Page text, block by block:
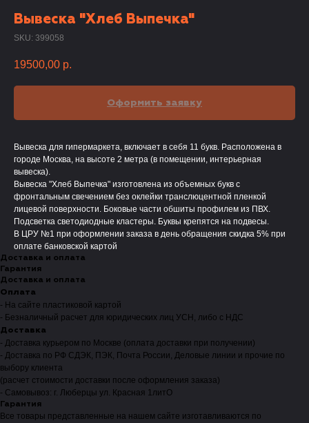
Вывеска "Хлеб Выпечка"
SKU: 399058
19500,00 р.
Оформить заявку
Вывеска для гипермаркета, включает в себя 11 букв. Расположена в
городе Москва, на высоте 2 метра (в помещении, интерьерная
вывеска).
Вывеска "Хлеб Выпечка" изготовлена из объемных букв с
фронтальным свечением без оклейки транслюцентной пленкой
лицевой поверхности. Боковые части обшиты профилем из ПВХ.
Подсветка светодиодные кластеры. Буквы крепятся на подвесы.
В ЦРУ №1 при оформлении заказа в день обращения скидка 5% при
оплате банковской картой
Доставка и оплата
Гарантия
Доставка и оплата
Оплата
- На сайте пластиковой картой
- Безналичный расчет для юридических лиц УСН, либо с НДС
Доставка
- Доставка курьером по Москве (оплата доставки при получении)
- Доставка по РФ СДЭК, ПЭК, Почта России, Деловые линии и прочие по
выбору клиента
(расчет стоимости доставки после оформления заказа)
- Самовывоз: г. Люберцы ул. Красная 1литО
Гарантия
Все товары представленные на нашем сайте изготавливаются по